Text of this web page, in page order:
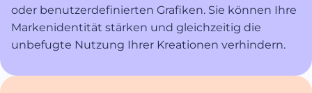
oder benutzerdefinierten Grafiken. Sie können Ihre
Markenidentität stärken und gleichzeitig die
unbefugte Nutzung Ihrer Kreationen verhindern.